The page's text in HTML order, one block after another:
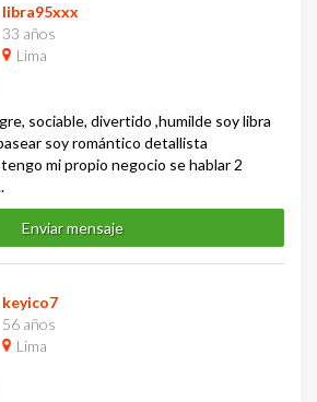
libra95xxx
33 años
Lima
sociable, divertido ,humilde soy libra
soy romántico detallista
mi propio negocio se hablar 2
Enviar mensaje
keyico7
56 años
Lima